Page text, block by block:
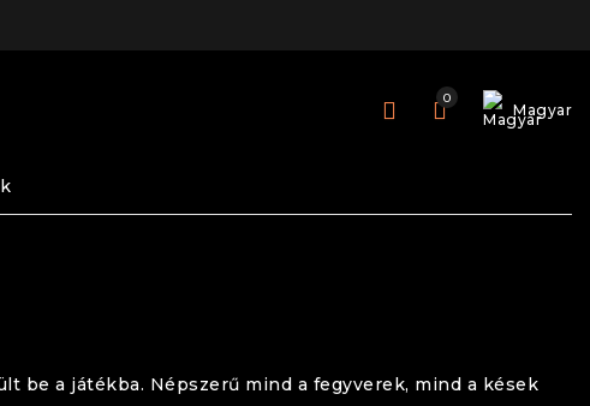
Magyar
0
be a játékba. Népszerű mind a fegyverek, mind a kések